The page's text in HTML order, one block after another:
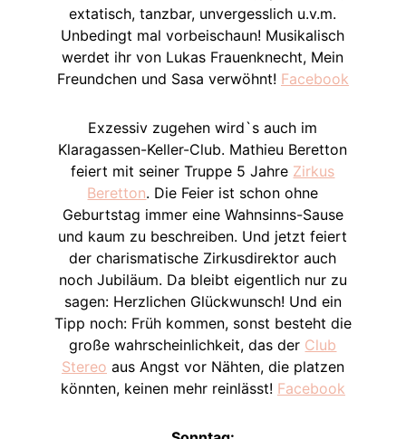
extatisch, tanzbar, unvergesslich u.v.m.
Unbedingt mal vorbeischaun! Musikalisch
werdet ihr von Lukas Frauenknecht, Mein
Freundchen und Sasa verwöhnt! Facebook
Exzessiv zugehen wird`s auch im
Klaragassen-Keller-Club. Mathieu Beretton
feiert mit seiner Truppe 5 Jahre Zirkus
Beretton. Die Feier ist schon ohne
Geburtstag immer eine Wahnsinns-Sause
und kaum zu beschreiben. Und jetzt feiert
der charismatische Zirkusdirektor auch
noch Jubiläum. Da bleibt eigentlich nur zu
sagen: Herzlichen Glückwunsch! Und ein
Tipp noch: Früh kommen, sonst besteht die
große wahrscheinlichkeit, das der Club
Stereo aus Angst vor Nähten, die platzen
könnten, keinen mehr reinlässt! Facebook